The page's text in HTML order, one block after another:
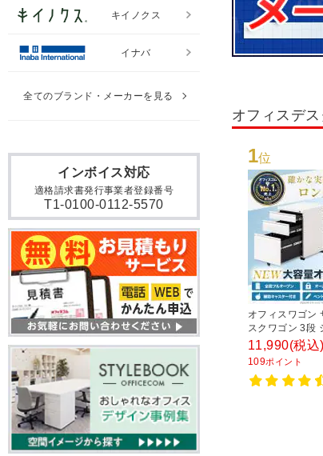
オフィスデ
1位
オフィスワゴン
スクワゴン 3段
付き 幅390×奥
600mm【ホワイ
11,990(税込)
109ポイント
インボイス対応
適格請求書発行事業者登録番号
T1-0100-0112-5570
キイノクス
イナバ
全てのブランド・メーカーを見る